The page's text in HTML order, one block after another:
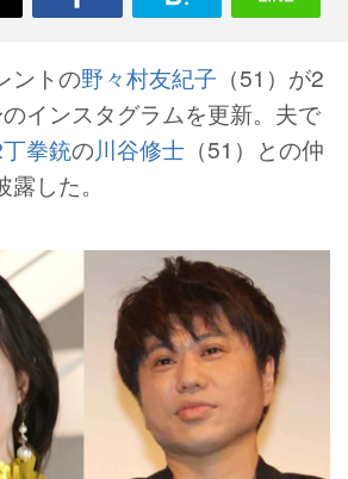
ントの野々村友紀子 （51）が2
インスタグラムを更新。夫で
拳銃の川谷修士 （51）との仲
した。